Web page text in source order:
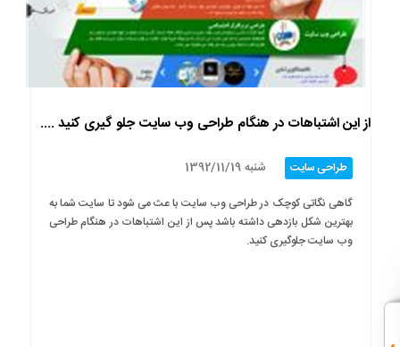
از این اشتباهات در هنگام طراحی وب سایت جلو گیری کنید ....
طراحی سایت شنبه 1392/11/19
گاهی نگاتی کوچک در طراحی وب سایت با عث می شود تا سایت شما به
بهترین شکل بازدهی داشته باشد پس از این اشتباهات در هنگام طراحی
وب سایت جلوگیری کنید.